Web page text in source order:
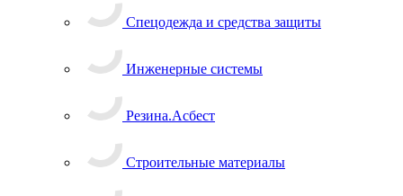
Спецодежда и средства защиты
Инженерные системы
Резина.Асбест
Строительные материалы